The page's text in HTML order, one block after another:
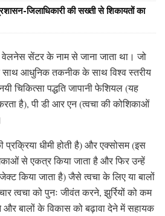
जिलाधिकारी की सख्ती से शिकायतों का
सेंटर के नाम से जाना जाता था। जो
आधुनिक तकनीक के साथ विश्व स्तरीय
चिकित्सा पद्धति जापानी फेशियल (यह
है), पी डी आर एन (त्वचा की कोशिकाओं
धीमी होती है) और एक्सोसम (इस
से एकत्र किया जाता है और फिर उन्हें
किया जाता है) जैसे त्वचा के लिए या बालों
त्वचा को पुनः जीवंत करने, झुर्रियों को कम
बालों के विकास को बढ़ावा देने में सहायक